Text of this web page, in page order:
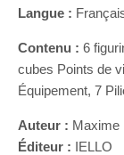
Langue :
Contenu : 6
cubes Points de
Équipement, 7
Auteur : Maxime
Éditeur : IELLO